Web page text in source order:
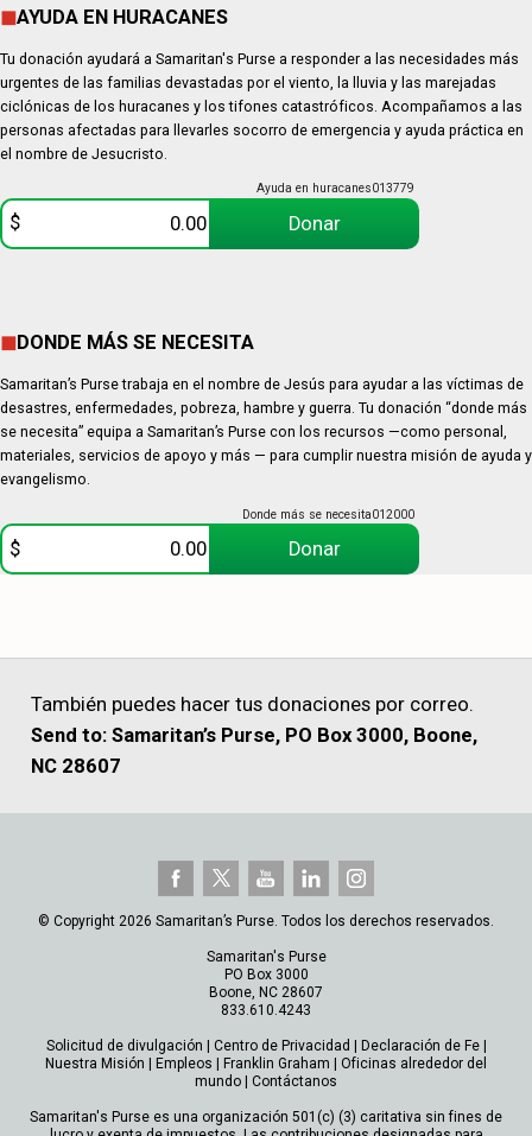
AYUDA EN HURACANES
Tu donación ayudará a Samaritan's Purse a responder a las necesidades más
urgentes de las familias devastadas por el viento, la lluvia y las marejadas
ciclónicas de los huracanes y los tifones catastróficos. Acompañamos a las
personas afectadas para llevarles socorro de emergencia y ayuda práctica en
el nombre de Jesucristo.
Ayuda en huracanes013779
$ Donar
DONDE MÁS SE NECESITA
Samaritan’s Purse trabaja en el nombre de Jesús para ayudar a las víctimas de
desastres, enfermedades, pobreza, hambre y guerra. Tu donación “donde más
se necesita” equipa a Samaritan’s Purse con los recursos —como personal,
materiales, servicios de apoyo y más — para cumplir nuestra misión de ayuda y
evangelismo.
Donde más se necesita012000
$ Donar
También puedes hacer tus donaciones por correo.
Send to: Samaritan’s Purse, PO Box 3000, Boone,
NC 28607
© Copyright 2026 Samaritan’s Purse. Todos los derechos reservados.
Samaritan's Purse
PO Box 3000
Boone, NC 28607
833.610.4243
Solicitud de divulgación | Centro de Privacidad | Declaración de Fe|
Nuestra Misión | Empleos | Franklin Graham | Oficinas alrededor del
mundo | Contáctanos
Samaritan's Purse es una organización 501(c) (3) caritativa sin fines de